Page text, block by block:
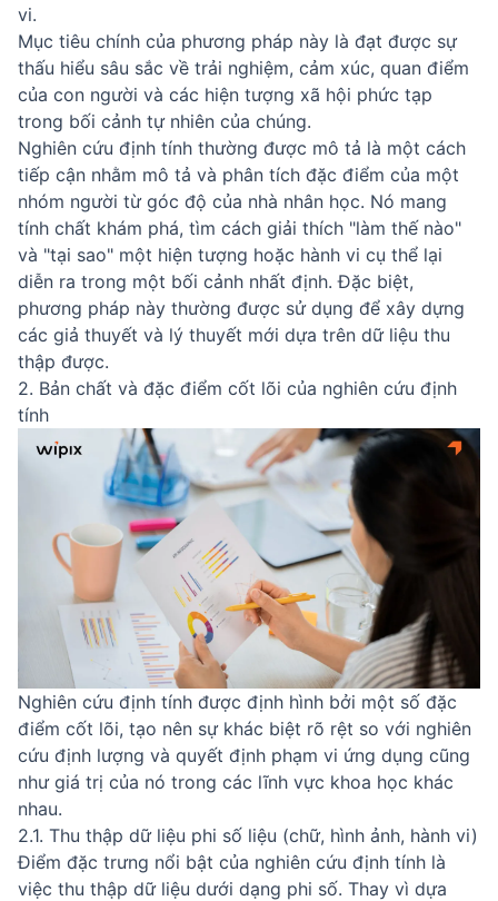
vi.
Mục tiêu chính của phương pháp này là đạt được sự
thấu hiểu sâu sắc về trải nghiệm, cảm xúc, quan điểm
của con người và các hiện tượng xã hội phức tạp
trong bối cảnh tự nhiên của chúng.
Nghiên cứu định tính thường được mô tả là một cách
tiếp cận nhằm mô tả và phân tích đặc điểm của một
nhóm người từ góc độ của nhà nhân học. Nó mang
tính chất khám phá, tìm cách giải thích "làm thế nào"
và "tại sao" một hiện tượng hoặc hành vi cụ thể lại
diễn ra trong một bối cảnh nhất định. Đặc biệt,
phương pháp này thường được sử dụng để xây dựng
các giả thuyết và lý thuyết mới dựa trên dữ liệu thu
thập được.
2. Bản chất và đặc điểm cốt lõi của nghiên cứu định
tính
Nghiên cứu định tính được định hình bởi một số đặc
điểm cốt lõi, tạo nên sự khác biệt rõ rệt so với nghiên
cứu định lượng và quyết định phạm vi ứng dụng cũng
như giá trị của nó trong các lĩnh vực khoa học khác
nhau.
2.1. Thu thập dữ liệu phi số liệu (chữ, hình ảnh, hành vi)
Điểm đặc trưng nổi bật của nghiên cứu định tính là
việc thu thập dữ liệu dưới dạng phi số. Thay vì dựa